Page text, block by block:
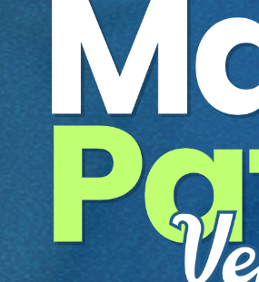
tespit etmek, uygulatmak ve
6518/31 md.)Karayolu Güvenliği
veya görevlendireceği
Bakanı, Bilim, Sanayi ve Teknoloji
Bakanı, Ulaştırma, Denizcilik ve
Kurulu Başkanı, gerektiğinde
elde edilecek fayda; yeni kurumlar,
ekonomik, daha faydalıdır. Ancak,
alınacak konular, uluslararası alanda,